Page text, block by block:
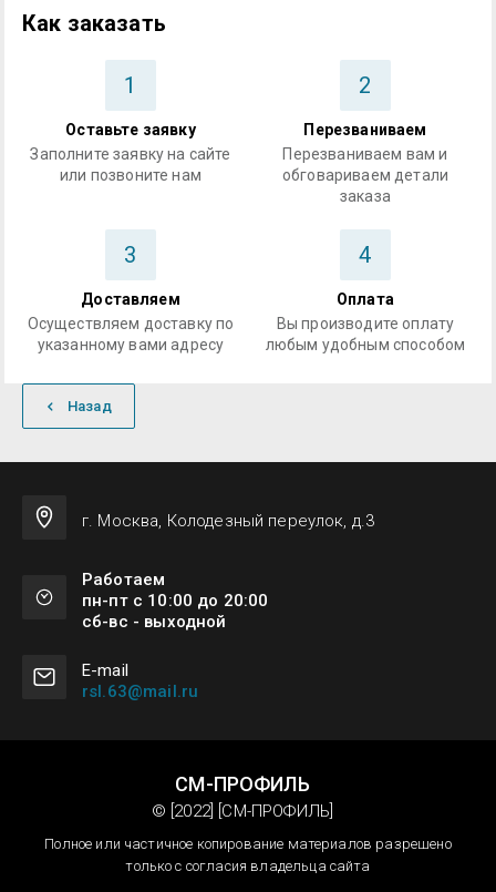
Как заказать
1
Оставьте заявку
Заполните заявку на сайте
или позвоните нам
2
Перезваниваем
Перезваниваем вам и
обговариваем детали
заказа
3
Доставляем
Осуществляем доставку по
указанному вами адресу
4
Оплата
Вы производите оплату
любым удобным способом
Назад
г. Москва, Колодезный переулок, д.3
Работаем
пн-пт с 10:00 до 20:00
сб-вс - выходной
Е-mail
rsl.63@mail.ru
СМ-ПРОФИЛЬ
© [2022] [СМ-ПРОФИЛЬ]
Полное или частичное копирование материалов разрешено
только с согласия владельца сайта